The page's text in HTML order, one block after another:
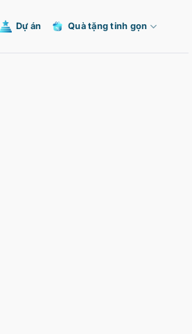
Dự án Quà tặng tinh gọn